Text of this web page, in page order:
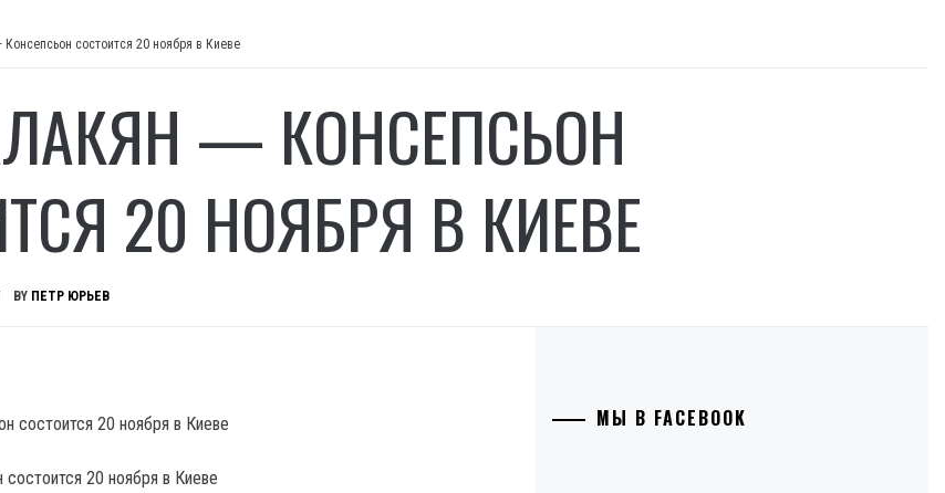
состоится 20 ноября в Киеве
— КОНСЕПСЬОН
20 НОЯБРЯ В КИЕВЕ
BY ПЕТР ЮРЬЕВ
20 ноября в Киеве
МЫ В FACEBOOK